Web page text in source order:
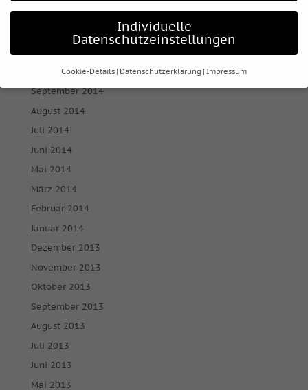
Januar 2015
Dezember 2014
Oktober 2014
September 2014
August 2014
Juli 2014
Juni 2014
Mai 2014
März 2014
Februar 2014
Januar 2014
Dezember 2013
November 2013
Oktober 2013
September 2013
August 2013
Juli 2013
Juni 2013
Mai 2013
Individuelle
Datenschutzeinstellungen
Cookie-Details Datenschutzerklärung Impressum
Datenschutzeinstellungen
Wenn Sie unter 16 Jahre alt sind und Ihre Zustimmung zu
freiwilligen Diensten geben möchten, müssen Sie Ihre
Erziehungsberechtigten um Erlaubnis bitten.
unserer Website. Einige von ihnen sind essenziell, während
andere uns helfen, diese Website und Ihre Erfahrung zu
werden (z. B. IP-Adressen), z. B. für personalisierte Anzeigen
und Inhalte oder Anzeigen- und Inhaltsmessung.
in unsererDatenschutzerklärung
Hier finden Sie eine Übersicht über alle verwendeten
geben oder sich weitere Informationen anzeigen lassen und
so nur bestimmte Cookies auswählen.
Alle akzeptieren
Nur essenzielle Cookies akzeptieren